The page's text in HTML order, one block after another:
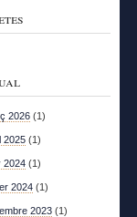
2026 (1)
2025 (1)
2024 (1)
2024 (1)
2023 (1)